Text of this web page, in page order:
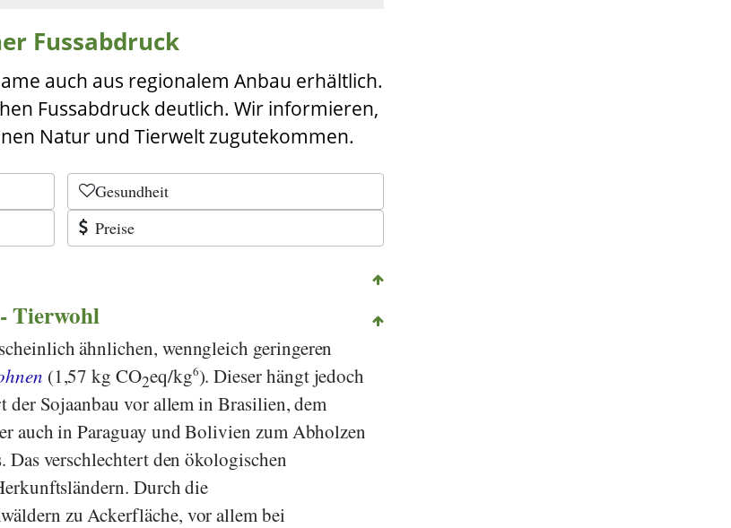
Fussabdruck
auch aus regionalem Anbau erhältlich.
Fussabdruck deutlich. Wir informieren,
Natur und Tierwelt zugutekommen.
Gesundheit
Preise
Tierwohl
ähnlichen, wenngleich geringeren
(1,57 kg CO2eq/kg6). Dieser hängt jedoch
der Sojaanbau vor allem in Brasilien, dem
auch in Paraguay und Bolivien zum Abholzen
Das verschlechtert den ökologischen
Durch die
zu Ackerfläche, vor allem bei